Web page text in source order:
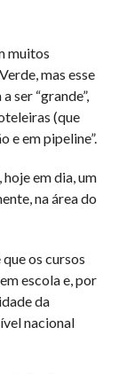
muitos
mas esse
ser “grande”,
(que
e em pipeline”.
em dia, um
na área do
os cursos
escola e, por
da
nacional